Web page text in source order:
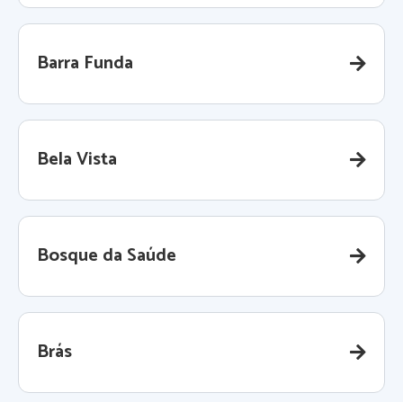
Barra Funda
Bela Vista
Bosque da Saúde
Brás